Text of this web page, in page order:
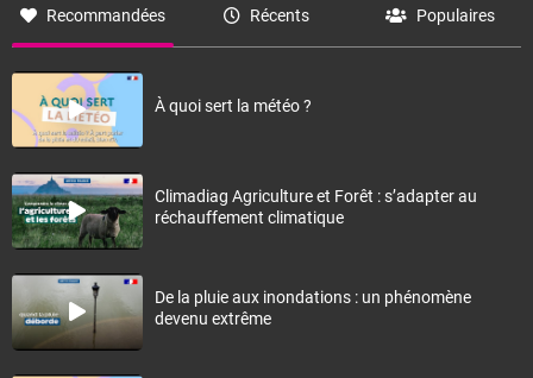
Recommandées Récents Populaires
À quoi sert la météo ?
Climadiag Agriculture et Forêt : s’adapter au
réchauffement climatique
De la pluie aux inondations : un phénomène
devenu extrême